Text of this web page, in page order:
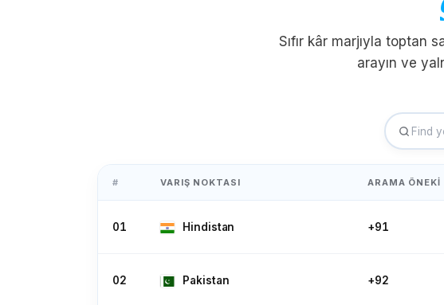
Falkland Adaları
Grenada Guadeloupe Guam
Sıfır kâr marjıyla toptan
arayın ve
# VARIŞ NOKTASI ARAMA ÖNEKI
01 Hindistan +91
02 Pakistan +92